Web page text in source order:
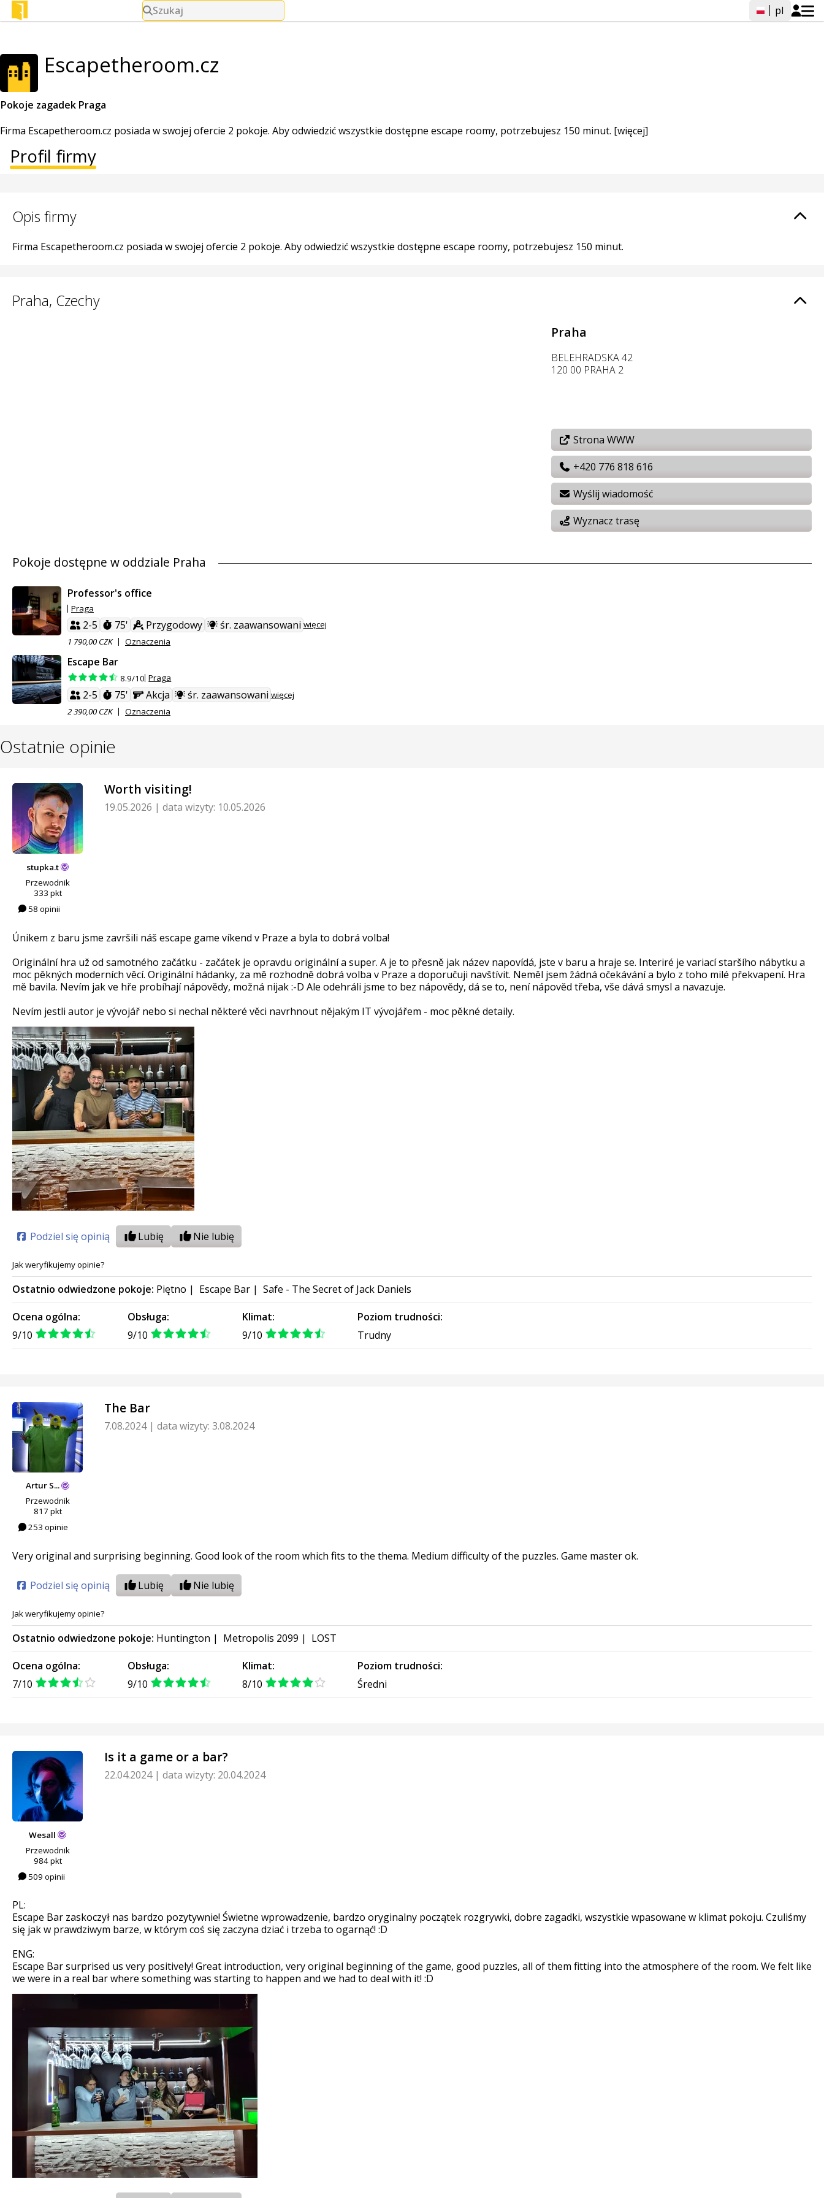
Szukaj pl
Escapetheroom.cz
Pokoje zagadek Praga
Firma Escapetheroom.cz posiada w swojej ofercie 2 pokoje. Aby odwiedzić wszystkie dostępne escape roomy, potrzebujesz 150 minut. [więcej]
Profil firmy
Opis firmy
Firma Escapetheroom.cz posiada w swojej ofercie 2 pokoje. Aby odwiedzić wszystkie dostępne escape roomy, potrzebujesz 150 minut.
Praha, Czechy
Praha
BELEHRADSKA 42
120 00 PRAHA 2
Strona WWW
+420 776 818 616
Wyślij wiadomość
Wyznacz trasę
Pokoje dostępne w oddziale Praha
Professor's office
Praga
2-5 75' Przygodowy śr. zaawansowani więcej
1 790,00 CZK
Oznaczenia
Escape Bar
8.9/10 Praga
2-5 75' Akcja śr. zaawansowani więcej
2 390,00 CZK
Oznaczenia
Ostatnie opinie
stupka.t
Przewodnik
333 pkt
58 opinii
Worth visiting!
19.05.2026 | data wizyty: 10.05.2026
Únikem z baru jsme završili náš escape game víkend v Praze a byla to dobrá volba!
Originální hra už od samotného začátku - začátek je opravdu originální a super. A je to přesně jak název napovídá, jste v baru a hraje se. Interiré je variací staršího nábytku a
moc pěkných moderních věcí. Originální hádanky, za mě rozhodně dobrá volba v Praze a doporučuji navštívit. Neměl jsem žádná očekávání a bylo z toho milé překvapení. Hra
mě bavila. Nevím jak ve hře probíhají nápovědy, možná nijak :-D Ale odehráli jsme to bez nápovědy, dá se to, není nápověd třeba, vše dává smysl a navazuje.
Nevím jestli autor je vývojář nebo si nechal některé věci navrhnout nějakým IT vývojářem - moc pěkné detaily.
Podziel się opinią Lubię Nie lubię
Jak weryfikujemy opinie?
Ostatnio odwiedzone pokoje: Piętno | Escape Bar | Safe - The Secret of Jack Daniels
Ocena ogólna:
9/10
Obsługa:
9/10
Klimat:
9/10
Poziom trudności:
Trudny
Artur S...
Przewodnik
817 pkt
253 opinie
The Bar
7.08.2024 | data wizyty: 3.08.2024
Very original and surprising beginning. Good look of the room which fits to the thema. Medium difficulty of the puzzles. Game master ok.
Podziel się opinią Lubię Nie lubię
Jak weryfikujemy opinie?
Ostatnio odwiedzone pokoje: Huntington | Metropolis 2099 | LOST
Ocena ogólna:
7/10
Obsługa:
9/10
Klimat:
8/10
Poziom trudności:
Średni
Wesall
Przewodnik
984 pkt
509 opinii
Is it a game or a bar?
22.04.2024 | data wizyty: 20.04.2024
PL:
Escape Bar zaskoczył nas bardzo pozytywnie! Świetne wprowadzenie, bardzo oryginalny początek rozgrywki, dobre zagadki, wszystkie wpasowane w klimat pokoju. Czuliśmy
się jak w prawdziwym barze, w którym coś się zaczyna dziać i trzeba to ogarnąć! :D
ENG:
Escape Bar surprised us very positively! Great introduction, very original beginning of the game, good puzzles, all of them fitting into the atmosphere of the room. We felt like
we were in a real bar where something was starting to happen and we had to deal with it! :D